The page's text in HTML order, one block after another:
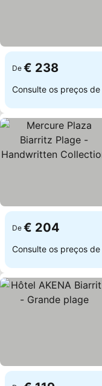
De € 238
Consulte os preços de
De € 204
Consulte os preços de